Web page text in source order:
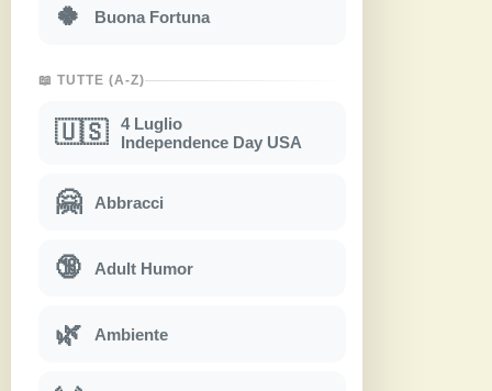
🍀 Buona Fortuna
📖 TUTTE (A-Z)
🇺🇸
4 Luglio
Independence Day USA
🤗 Abbracci
🔞 Adult Humor
🌿 Ambiente